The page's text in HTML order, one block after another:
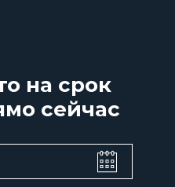
на срок
сейчас